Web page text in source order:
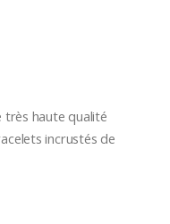
très haute qualité
incrustés de